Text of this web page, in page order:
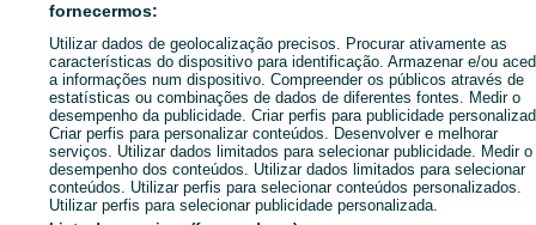
Ligar / SMS Enviar mensagem
fornecermos:
Utilizar dados de geolocalização precisos. Procurar ativamente as
características do dispositivo para identificação. Armazenar e/ou
a informações num dispositivo. Compreender os públicos através de
estatísticas ou combinações de dados de diferentes fontes. Medir o
desempenho da publicidade. Criar perfis para publicidade
Criar perfis para personalizar conteúdos. Desenvolver e melhorar
serviços. Utilizar dados limitados para selecionar publicidade. Medir o
desempenho dos conteúdos. Utilizar dados limitados para selecionar
conteúdos. Utilizar perfis para selecionar conteúdos personalizados.
Utilizar perfis para selecionar publicidade personalizada.